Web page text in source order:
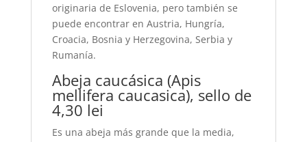
originaria de Eslovenia, pero también se
puede encontrar en Austria, Hungría,
Croacia, Bosnia y Herzegovina, Serbia y
Rumanía.
Abeja caucásica (Apis
mellifera caucasica), sello de
4,30 lei
Es una abeja más grande que la media,